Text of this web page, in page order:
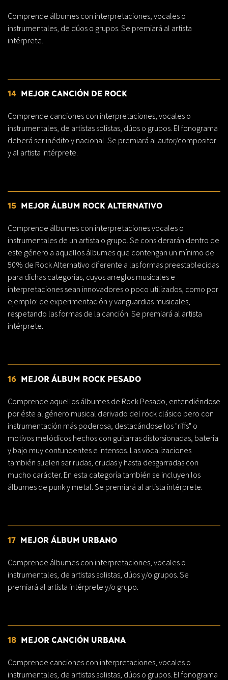
Comprende álbumes con interpretaciones, vocales o
instrumentales, de dúos o grupos. Se premiará al artista
intérprete.
14 MEJOR CANCIÓN DE ROCK
Comprende canciones con interpretaciones, vocales o
instrumentales, de artistas solistas, dúos o grupos. El fonograma
deberá ser inédito y nacional. Se premiará al autor/compositor
y al artista intérprete.
15 MEJOR ÁLBUM ROCK ALTERNATIVO
Comprende álbumes con interpretaciones vocales o
instrumentales de un artista o grupo. Se considerarán dentro de
este género a aquellos álbumes que contengan un mínimo de
50% de Rock Alternativo diferente a las formas preestablecidas
para dichas categorías, cuyos arreglos musicales e
interpretaciones sean innovadores o poco utilizados, como por
ejemplo: de experimentación y vanguardias musicales,
respetando las formas de la canción. Se premiará al artista
intérprete.
16 MEJOR ÁLBUM ROCK PESADO
Comprende aquellos álbumes de Rock Pesado, entendiéndose
por éste al género musical derivado del rock clásico pero con
instrumentación más poderosa, destacándose los "riffs" o
motivos melódicos hechos con guitarras distorsionadas, batería
y bajo muy contundentes e intensos. Las vocalizaciones
también suelen ser rudas, crudas y hasta desgarradas con
mucho carácter. En esta categoría también se incluyen los
álbumes de punk y metal. Se premiará al artista intérprete.
17 MEJOR ÁLBUM URBANO
Comprende álbumes con interpretaciones, vocales o
instrumentales, de artistas solistas, dúos y/o grupos. Se
premiará al artista intérprete y/o grupo.
18 MEJOR CANCIÓN URBANA
Comprende canciones con interpretaciones, vocales o
instrumentales, de artistas solistas, dúos o grupos. El fonograma